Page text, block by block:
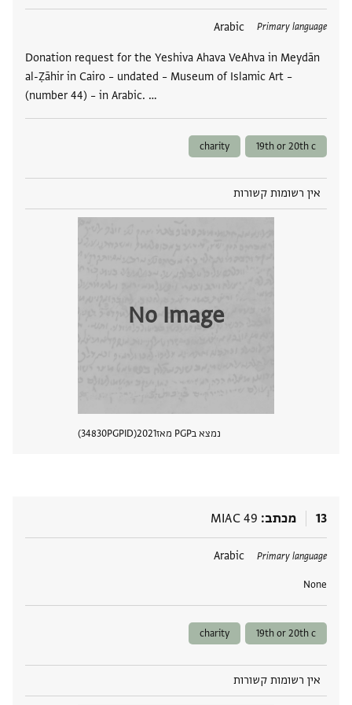
Primary language
Arabic
Donation request for the Yeshiva Ahava VeAhva in Meydān
al-Ẓāhir in Cairo – undated – Museum of Islamic Art –
(number 44) – in Arabic. …
תגים
19th or 20th c
charity
אין רשומות קשורות
No Image
נמצא בPGP מאז 2021
PGPID
34830
13 מכתב MIAC 49
Primary language
Arabic
None
תגים
19th or 20th c
charity
אין רשומות קשורות